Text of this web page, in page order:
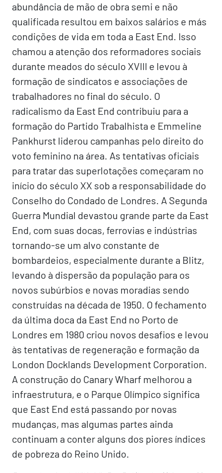
abundância de mão de obra semi e não
qualificada resultou em baixos salários e más
condições de vida em toda a East End. Isso
chamou a atenção dos reformadores sociais
durante meados do século XVIII e levou à
formação de sindicatos e associações de
trabalhadores no final do século. O
radicalismo da East End contribuiu para a
formação do Partido Trabalhista e Emmeline
Pankhurst liderou campanhas pelo direito do
voto feminino na área. As tentativas oficiais
para tratar das superlotações começaram no
início do século XX sob a responsabilidade do
Conselho do Condado de Londres. A Segunda
Guerra Mundial devastou grande parte da East
End, com suas docas, ferrovias e indústrias
tornando-se um alvo constante de
bombardeios, especialmente durante a Blitz,
levando à dispersão da população para os
novos subúrbios e novas moradias sendo
construídas na década de 1950. O fechamento
da última doca da East End no Porto de
Londres em 1980 criou novos desafios e levou
às tentativas de regeneração e formação da
London Docklands Development Corporation.
A construção do Canary Wharf melhorou a
infraestrutura, e o Parque Olímpico significa
que East End está passando por novas
mudanças, mas algumas partes ainda
continuam a conter alguns dos piores índices
de pobreza do Reino Unido.